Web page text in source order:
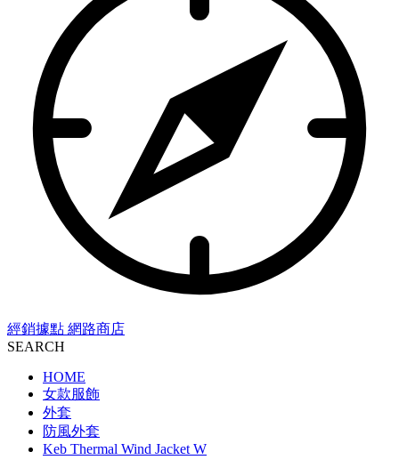
經銷據點 網路商店
SEARCH
HOME
女款服飾
外套
防風外套
Keb Thermal Wind Jacket W